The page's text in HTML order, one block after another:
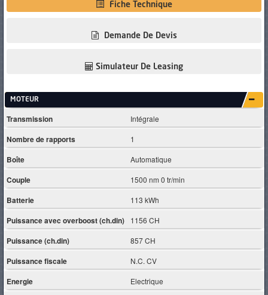
Fiche Technique
Demande De Devis
Simulateur De Leasing
MOTEUR
Transmission Intégrale
Nombre de rapports 1
Boîte Automatique
Couple 1500 nm 0 tr/min
Batterie 113 kWh
Puissance avec overboost (ch.din) 1156 CH
Puissance (ch.din) 857 CH
Puissance fiscale N.C. CV
Energie Electrique